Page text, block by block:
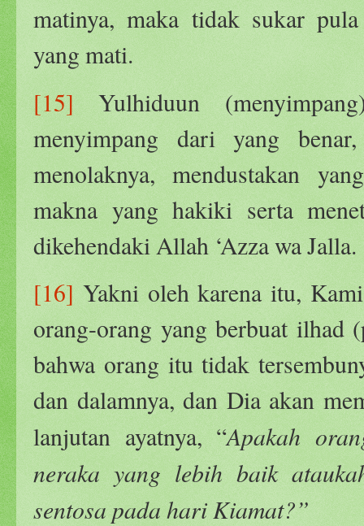
matinya, maka tidak sukar
yang mati.
[15] Yulhiduun
menyimpang dari yang
menolaknya, mendustakan
makna yang hakiki serta
dikehendaki Allah ‘Azza wa Jalla.
[16] Yakni oleh karena itu,
orang-orang yang berbuat ilhad
bahwa orang itu tidak
dan dalamnya, dan Dia akan
lanjutan ayatnya, “Apakah
neraka yang lebih baik
sentosa pada hari Kiamat?”